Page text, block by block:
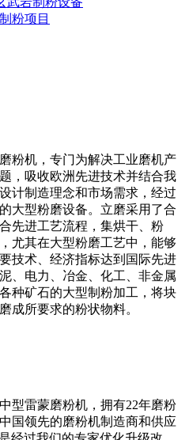
粉项目
粉机，专门为解决工业磨机产
，吸收欧洲先进技术并结合我
计制造理念和市场需求，经过
大型粉磨设备。立磨采用了合
先进工艺流程，集烘干、粉
尤其在大型粉磨工艺中，能够
技术、经济指标达到国际先进
、电力、冶金、化工、非金属
种矿石的大型制粉加工，将块
成所要求的粉状物料。
型雷蒙磨粉机，拥有22年磨粉
国领先的磨粉机制造商和供应